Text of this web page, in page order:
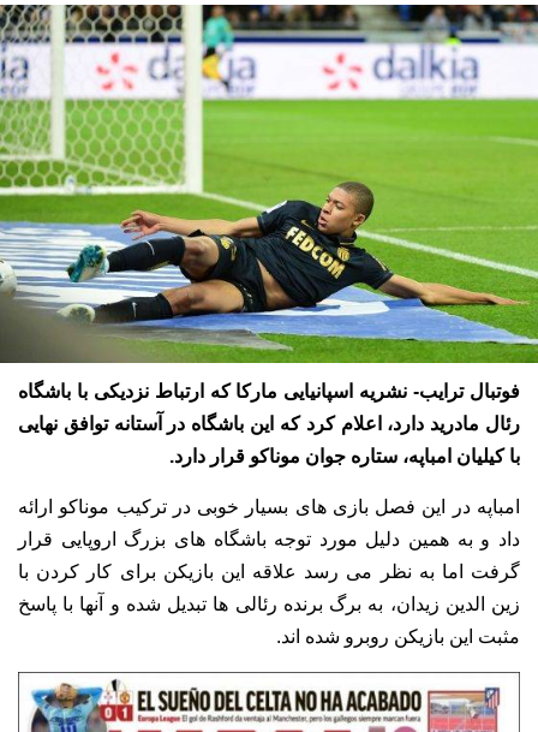
فوتبال ترایب- نشریه اسپانیایی مارکا که ارتباط نزدیکی با باشگاه
رئال مادرید دارد، اعلام کرد که این باشگاه در آستانه توافق نهایی
با کیلیان امباپه، ستاره جوان موناکو قرار دارد.
امباپه در این فصل بازی های بسیار خوبی در ترکیب موناکو ارائه
داد و به همین دلیل مورد توجه باشگاه های بزرگ اروپایی قرار
گرفت اما به نظر می رسد علاقه این بازیکن برای کار کردن با
زین الدین زیدان، به برگ برنده رئالی ها تبدیل شده و آنها با پاسخ
مثبت این بازیکن روبرو شده اند.